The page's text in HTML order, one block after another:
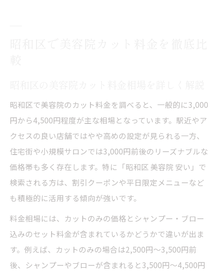
美容院選びで失敗しない料金相場の見極め方
美容院カット料金の基準と相場感を知る方
法
昭和区周辺のおすすめ美容院と料金比較の
カット料金と施術内容の納得できるバラン
昭和区で美容院のカット料金を調べると、一般的に3,000
円から4,500円程度が主な相場となっています。駅近やア
クセスの良い店舗ではやや高めの設定が見られる一方、
住宅街や小規模サロンでは3,000円前後のリーズナブルな
価格帯も多く存在します。特に「昭和区 美容院 安い」で
検索される方は、割引クーポンや平日限定メニューなど
も積極的に活用する傾向が強いです。
料金相場には、カットのみの価格とシャンプー・ブロー
込みのセット料金が含まれているかどうかで違いが出ま
す。例えば、カットのみの場合は2,500円〜3,500円前
後、シャンプーやブローが含まれると3,500円〜4,500円